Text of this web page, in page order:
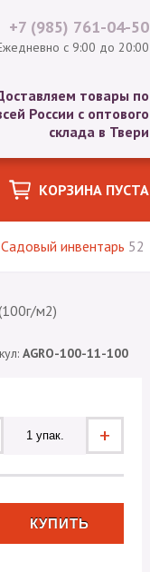
+7 (985) 761-04-50
с 9:00 до 20:00
товары по
России с оптового
склада в Твери
КОРЗИНА ПУСТА
Садовый инвентарь 52
м2)
AGRO-100-11-100
+